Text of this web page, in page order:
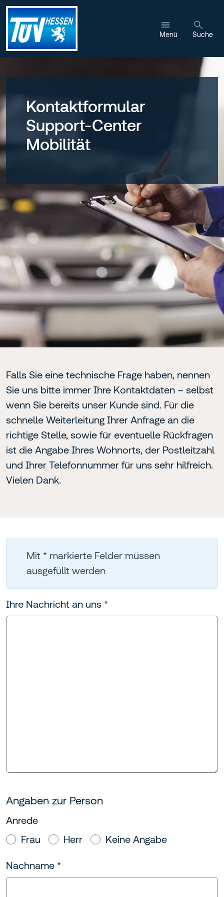
Zum Inhalt wechseln
Menü Suche
Kontaktformular
Support-Center
Mobilität
Falls Sie eine technische Frage haben, nennen
Sie uns bitte immer Ihre Kontaktdaten – selbst
wenn Sie bereits unser Kunde sind. Für die
schnelle Weiterleitung Ihrer Anfrage an die
richtige Stelle, sowie für eventuelle Rückfragen
ist die Angabe Ihres Wohnorts, der Postleitzahl
und Ihrer Telefonnummer für uns sehr hilfreich.
Vielen Dank.
Mit * markierte Felder müssen
ausgefüllt werden
Ihre Nachricht an uns *
Angaben zur Person
Anrede
Frau
Herr Keine Angabe
Nachname *